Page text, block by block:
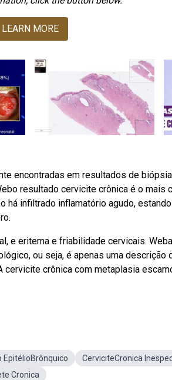
LEARN MORE
encontradas em resultados de
resultado cervicite crônica é o mais
há infiltrado inflamatório agudo,
e eritema e friabilidade cervicais.
ou seja, é apenas uma descrição
crônica com metaplasia
EpitélioBrônquico
CerviciteCronica
Cronica